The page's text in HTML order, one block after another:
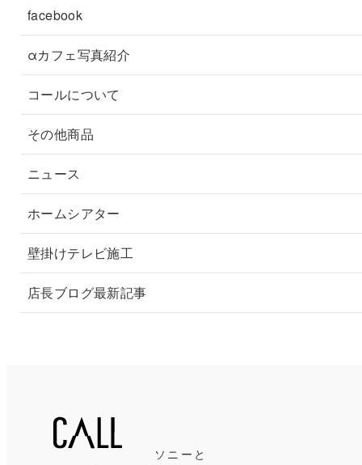
facebook
αカフェ写真紹介
コールについて
その他商品
ニュース
ホームシアター
壁掛けテレビ施工
店長ブログ最新記事
ソニーと